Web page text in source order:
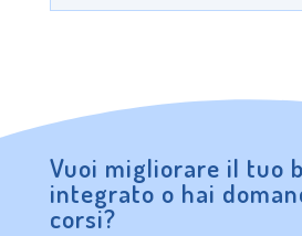
Vuoi migliorare il tuo
integrato o hai
corsi?